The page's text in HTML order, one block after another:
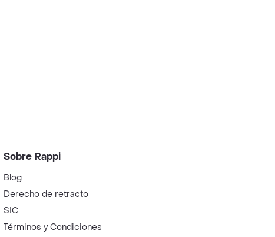
Sobre Rappi
Blog
Derecho de retracto
SIC
Términos y Condiciones